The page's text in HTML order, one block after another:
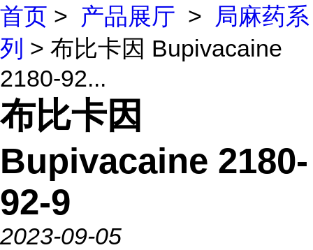
首页 > 产品展厅 >
局麻药系
列 > 布比卡因 Bupivacaine
2180-92...
布比卡因
Bupivacaine 2180-
92-9
2023-09-05